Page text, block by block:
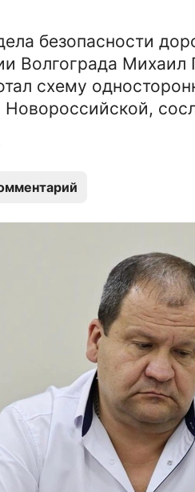
безопасности
Волгограда Михаил
схему